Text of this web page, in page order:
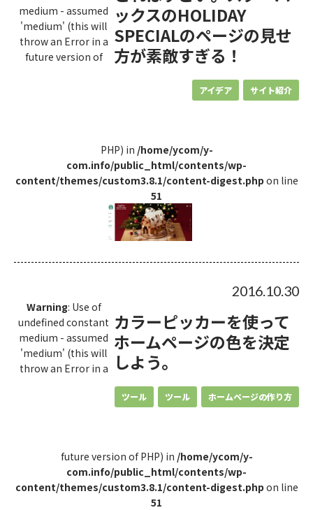
ックスのHOLIDAY
SPECIALのページの見せ
方が素敵すぎる！
アイデア サイト紹介
medium - assumed
'medium' (this will
throw an Error in a
future version of
PHP) in /home/ycom/y-
com.info/public_html/contents/wp-
content/themes/custom3.8.1/content-digest.php on line
51
2016.10.30
カラーピッカーを使って
ホームページの色を決定
しよう。
ツール ツール ホームページの作り方
Warning: Use of
undefined constant
medium - assumed
'medium' (this will
throw an Error in a
future version of PHP) in /home/ycom/y-
com.info/public_html/contents/wp-
content/themes/custom3.8.1/content-digest.php on line
51